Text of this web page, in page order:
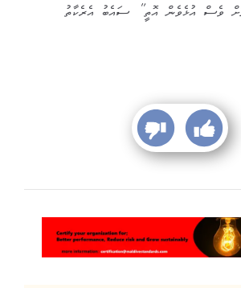
ވެސް އުޅެވެން އޮތީ” ސައެބު އެރެކާތު